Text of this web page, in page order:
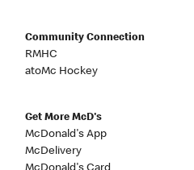
Community Connection
RMHC
atoMc Hockey
Get More McD's
McDonald's App
McDelivery